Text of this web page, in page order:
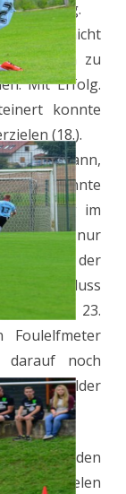
Tor ging.
nicht
nach vorn zu
Mit Erfolg.
konnte
(18.).
Heymann,
konnte
eindeutig im
jedoch nur
Auf der
im Anschluss
in der 23.
noch
Hirschfelder
auf beiden
spielen